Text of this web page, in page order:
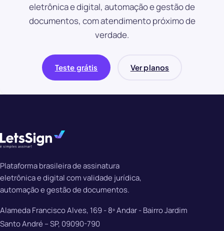
eletrônica e digital, automação e gestão de
documentos, com atendimento próximo de
verdade.
Teste grátis Ver planos
Plataforma brasileira de assinatura
eletrônica e digital com validade jurídica,
automação e gestão de documentos.
Alameda Francisco Alves, 169 - 8º Andar - Bairro Jardim
Santo André – SP, 09090-790